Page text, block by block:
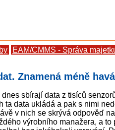
EAM/CMMS - Správa
Znamená méně
sbírají data z tisíců
ta data ukládá a pak s nimi
v nich se skrývá odpověď
výrobního manažera, a to